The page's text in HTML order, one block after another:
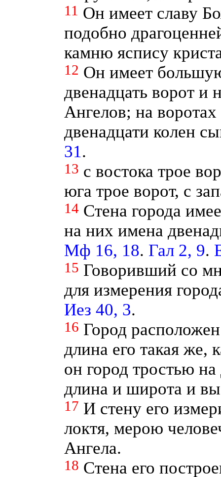
11 Он имеет славу
подобно
камню яспису
12 Он имеет
двенадцать ворот и
Ангелов; на
двенадцати колен
31.
13 с востока трое
юга трое ворот, с
14 Стена города
на них имена
Мф 16, 18. Гал 2, 9.
15 Говоривший со
для измерения
Иез 40, 3.
16 Город
длина его такая же,
он город тростью
длина и широта и
17 И стену его
локтя, мерою
Ангела.
18 Стена его